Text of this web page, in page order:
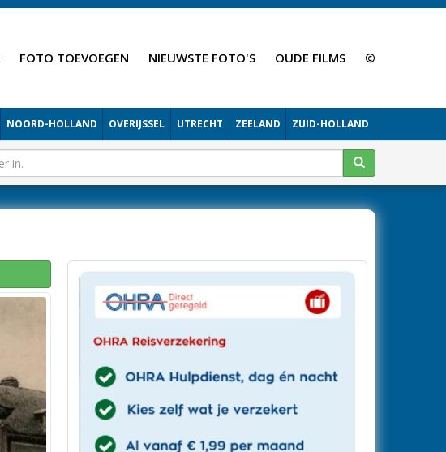
FOTO TOEVOEGEN NIEUWSTE FOTO'S OUDE FILMS ©
NOORD-HOLLAND OVERIJSSEL UTRECHT ZEELAND ZUID-HOLLAND